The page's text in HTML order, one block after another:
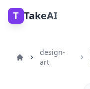
T TakeAI
design-
art